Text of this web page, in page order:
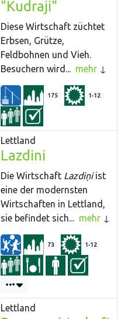
"Kudraji"
Diese Wirtschaft züchtet
Erbsen, Grütze,
Feldbohnen und Vieh.
Besuchern wird... mehr
175 1-12
Lettland
Lazdini
Die Wirtschaft Lazdiņiist
eine der modernsten
Wirtschaften in Lettland,
sie befindet sich... mehr
73 1-12
Lettland